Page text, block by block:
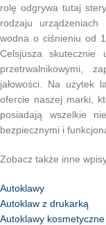
rolę odgrywa tutaj
rodzaju
wodna o ciśnieniu od
Celsjusza
przetrwalnikowymi,
jałowości. Na użytek
ofercie naszej marki,
posiadają wszelkie
bezpiecznymi i
Zobacz także inne
Autoklawy
Autoklaw z drukarką
Autoklawy kosmetyczne